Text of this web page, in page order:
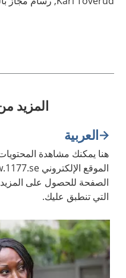
المزيد
العربية
هنا يمكنك مشاهدة
الصفحة للحصول على
التي تنطبق عليك.